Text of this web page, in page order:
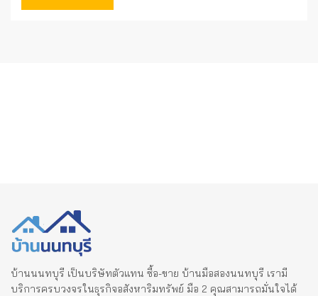
บ้านนนทบุรี เป็นบริษัทตัวแทน ซื้อ-ขาย บ้านมือสองนนทบุรี เรามี
บริการครบวงจรในธุรกิจอสังหาริมทรัพย์ มือ 2 คุณสามารถมั่นใจได้